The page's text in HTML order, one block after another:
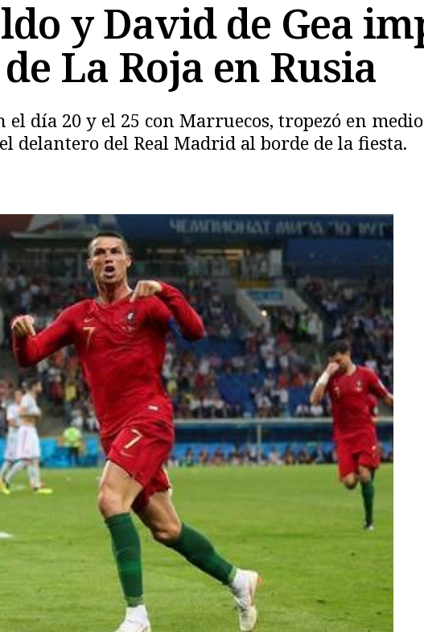
y David de Gea
La Roja en Rusia
día 20 y el 25 con Marruecos, tropezó en
delantero del Real Madrid al borde de la fiesta.
Copiar